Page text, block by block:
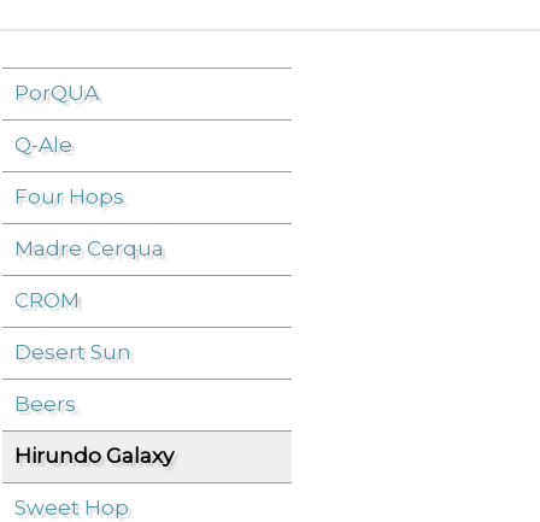
Breadcrumbs
Beers / Hirundo Galaxy
PorQUA
Q-Ale
Four Hops
Madre Cerqua
CROM
Desert Sun
Beers
Hirundo Galaxy
Sweet Hop